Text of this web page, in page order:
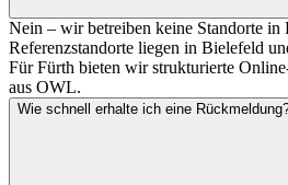
Nein – wir betreiben keine Standorte in
Referenzstandorte liegen in Bielefeld
Für Fürth bieten wir strukturierte
aus OWL.
Wie schnell erhalte ich eine